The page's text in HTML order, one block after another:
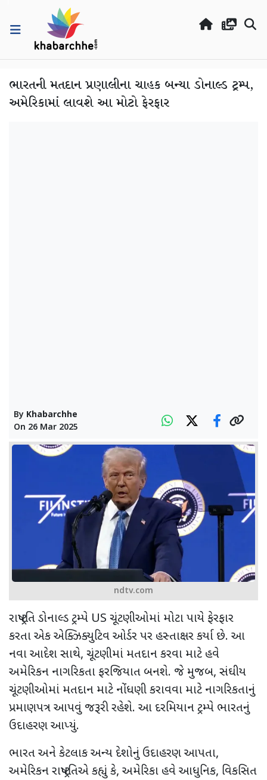
ભારતની મતદાન પ્રણાલીના ચાહક બન્યા ડોનાલ્ડ ટ્રમ્પ,
અમેરિકામાં લાવશે આ મોટો ફેરફાર
By Khabarchhe
On 26 Mar 2025
ndtv.com
રાષ્ટ્રપતિ ડોનાલ્ડ ટ્રમ્પે US ચૂંટણીઓમાં મોટા પાયે ફેરફાર
કરતા એક એક્ઝિક્યુટિવ ઓર્ડર પર હસ્તાક્ષર કર્યા છે. આ
નવા આદેશ સાથે, ચૂંટણીમાં મતદાન કરવા માટે હવે
અમેરિકન નાગરિકતા ફરજિયાત બનશે. જે મુજબ, સંઘીય
ચૂંટણીઓમાં મતદાન માટે નોંધણી કરાવવા માટે નાગરિકતાનું
પ્રમાણપત્ર આપવું જરૂરી રહેશે. આ દરમિયાન ટ્રમ્પે ભારતનું
ઉદાહરણ આપ્યું.
ભારત અને કેટલાક અન્ય દેશોનું ઉદાહરણ આપતા,
અમેરિકન રાષ્ટ્રપતિએ કહ્યું કે, અમેરિકા હવે આધુનિક, વિકસિત